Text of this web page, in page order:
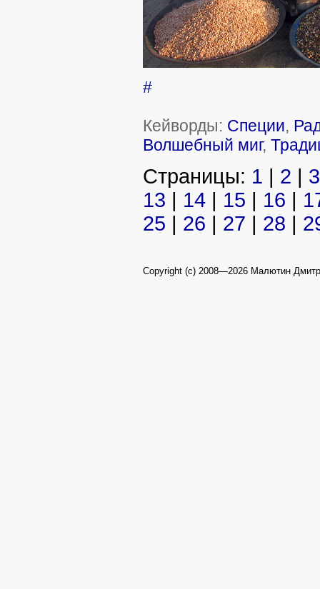
#
Кейворды: Специи,
Волшебный миг,
Страницы: 1 2
3
13
14 15 16
25
26 27 28
Copyright (c) 2008—2026 Малютин